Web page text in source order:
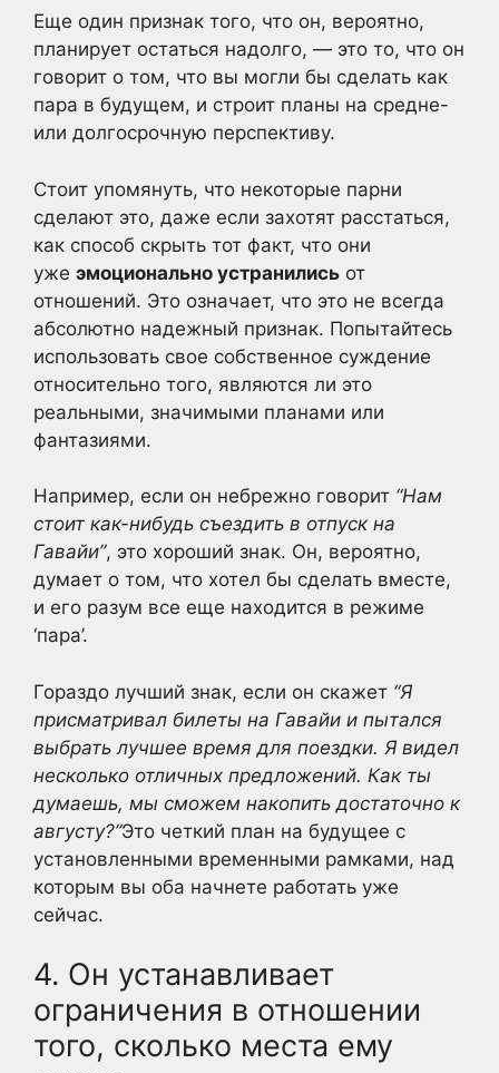
Еще один признак того, что он, вероятно,
планирует остаться надолго, — это то, что он
говорит о том, что вы могли бы сделать как
пара в будущем, и строит планы на средне-
или долгосрочную перспективу.
Стоит упомянуть, что некоторые парни
сделают это, даже если захотят расстаться,
как способ скрыть тот факт, что они
уже эмоционально устранились от
отношений. Это означает, что это не всегда
абсолютно надежный признак. Попытайтесь
использовать свое собственное суждение
относительно того, являются ли это
реальными, значимыми планами или
фантазиями.
Например, если он небрежно говорит “Нам
стоит как-нибудь съездить в отпуск на
Гавайи”, это хороший знак. Он, вероятно,
думает о том, что хотел бы сделать вместе,
и его разум все еще находится в режиме
‘пара’.
Гораздо лучший знак, если он скажет “Я
присматривал билеты на Гавайи и пытался
выбрать лучшее время для поездки. Я видел
несколько отличных предложений. Как ты
думаешь, мы сможем накопить достаточно к
августу?”Это четкий план на будущее с
установленными временными рамками, над
которым вы оба начнете работать уже
сейчас.
4. Он устанавливает
ограничения в отношении
того, сколько места ему